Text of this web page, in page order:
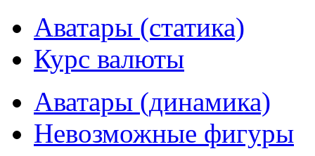
Аватары (статика)
Курс валюты
Аватары (динамика)
Невозможные фигуры